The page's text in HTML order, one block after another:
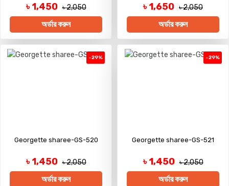
৳ 1,450 ৳ 2,050
অর্ডার করুন
৳ 1,650 ৳ 2,050
অর্ডার করুন
-29%
Georgette sharee-GS-520
৳ 1,450 ৳ 2,050
অর্ডার করুন
-29%
Georgette sharee-GS-521
৳ 1,450 ৳ 2,050
অর্ডার করুন